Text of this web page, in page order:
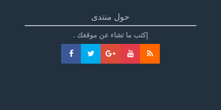
حول منتدى
إكتب ما تشاء عن موقغك .